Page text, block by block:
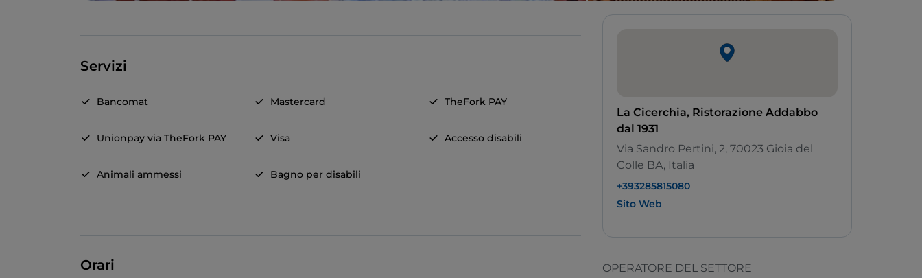
Servizi
Bancomat Mastercard TheFork PAY
Unionpay via TheFork PAY Visa Accesso disabili
Animali ammessi Bagno per disabili
Orari
La Cicerchia, Ristorazione Addabbo
dal 1931
Via Sandro Pertini, 2, 70023 Gioia del
Colle BA, Italia
+393285815080
Sito Web
OPERATORE DEL SETTORE